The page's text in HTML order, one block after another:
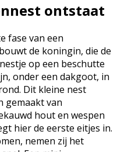
ontstaat
fase van een
de koningin, die de
op een beschutte
onder een dakgoot, in
Dit kleine nest
gemaakt van
hout en wespen
hier de eerste eitjes in.
nemen zij het